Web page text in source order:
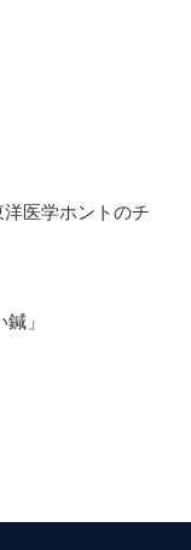
医学ホントのチ
」